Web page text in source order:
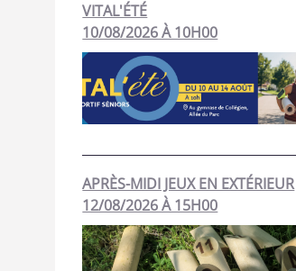
VITAL'ÉTÉ
10/08/2026 À 10H00
APRÈS-MIDI JEUX EN EXTÉRIEUR
12/08/2026 À 15H00